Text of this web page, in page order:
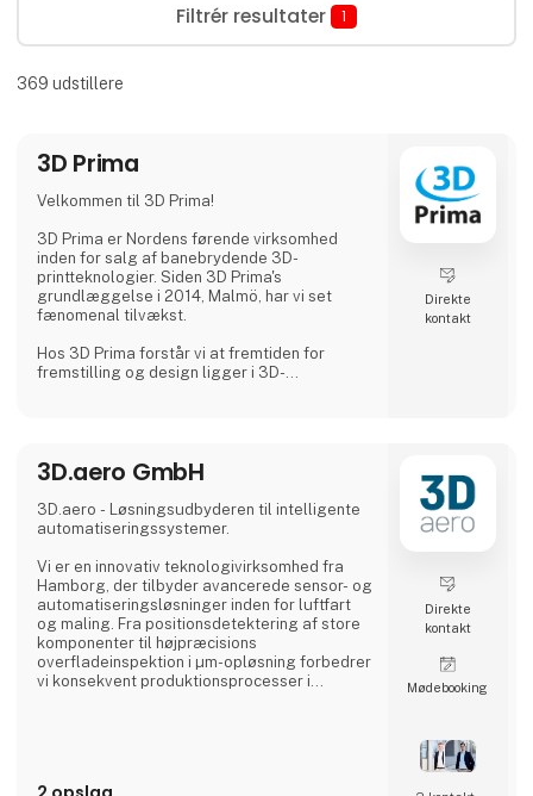
Filtrér resultater 1
369 udstillere
3D Prima
Velkommen til 3D Prima!
3D Prima er Nordens førende virksomhed
inden for salg af banebrydende 3D-
printteknologier. Siden 3D Prima's
grundlæggelse i 2014, Malmö, har vi set
fænomenal tilvækst.
Hos 3D Prima forstår vi at fremtiden for
fremstilling og design ligger i 3D-
vores kunders behov. Uanset om du er en
kreativ professionel, en industriel producent
eller en entusiastisk hobbyist, har vores
omfattende produktudvalg noget
Vi samarbejder med anerken
Direkte
kontakt
3D.aero GmbH
3D.aero - Løsningsudbyderen til intelligente
automatiseringssystemer.
Vi er en innovativ teknologivirksomhed fra
Hamborg, der tilbyder avancerede sensor- og
automatiseringsløsninger inden for luftfart
og maling. Fra positionsdetektering af store
komponenter til højpræcisions
overfladeinspektion i µm-opløsning forbedrer
vi konsekvent produktionsprocesser i
Direkte
kontakt
Møde­booking